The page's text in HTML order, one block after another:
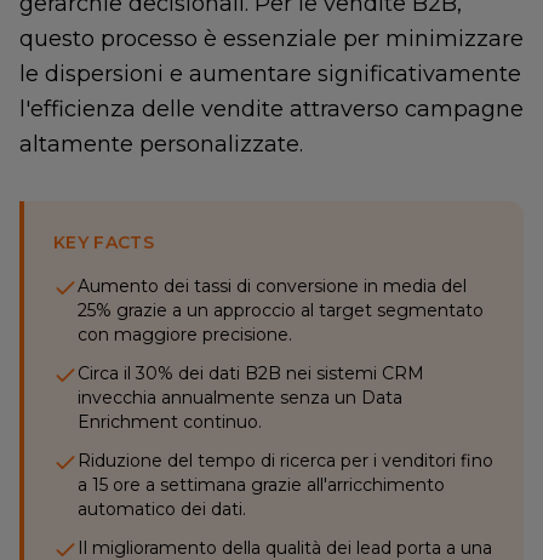
questo processo è essenziale per minimizzare
le dispersioni e aumentare significativamente
l'efficienza delle vendite attraverso campagne
altamente personalizzate.
KEY FACTS
Aumento dei tassi di conversione in media del
25% grazie a un approccio al target segmentato
con maggiore precisione.
Circa il 30% dei dati B2B nei sistemi CRM
invecchia annualmente senza un Data
Enrichment continuo.
Riduzione del tempo di ricerca per i venditori fino
a 15 ore a settimana grazie all'arricchimento
automatico dei dati.
Il miglioramento della qualità dei lead porta a una